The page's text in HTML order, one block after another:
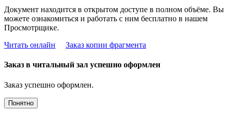
Документ находится в открытом доступе в полном объёме. Вы
можете ознакомиться и работать с ним бесплатно в нашем
Просмотрщике.
Читать онлайн
Заказ копии фрагмента
Заказ в читальный зал успешно оформлен
Заказ успешно оформлен.
Понятно